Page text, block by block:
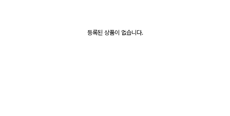
등록된 상품이 없습니다.